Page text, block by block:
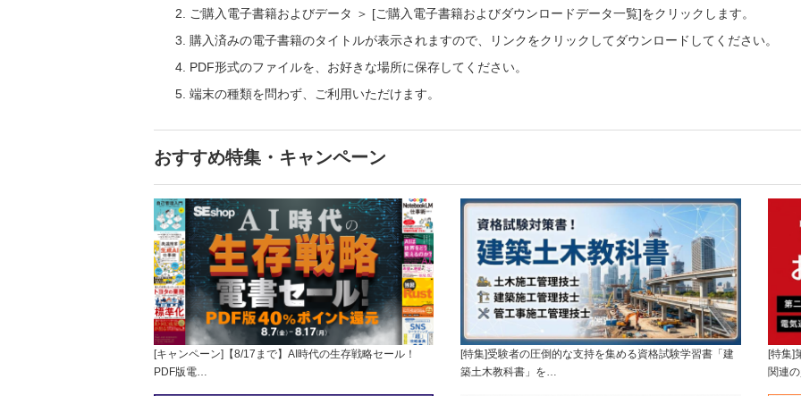
ご購入電子書籍およびデータ ＞ [ご購入電子書籍およびダウンロードデータ一覧]をクリックします。
購入済みの電子書籍のタイトルが表示されますので、リンクをクリックしてダウンロードしてください。
PDF形式のファイルを、お好きな場所に保存してください。
端末の種類を問わず、ご利用いただけます。
おすすめ特集・キャンペーン
[キャンペーン]【8/17まで】AI時代の生存戦略セール！
PDF版電…
[特集]受験者の圧倒的な支持を集める資格試験学習書「建
築土木教科書」を…
[特集]
関連